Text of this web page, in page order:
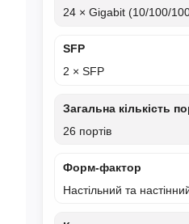
24 × Gigabit (10/100/
SFP
2 × SFP
Загальна кількість
26 портів
Форм-фактор
Настільний та